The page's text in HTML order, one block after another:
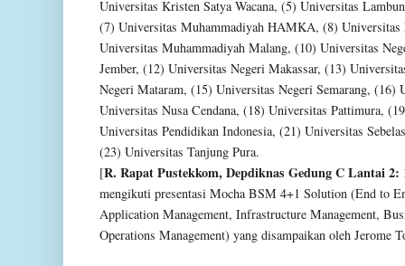
Universitas Kristen Satya Wacana, (5) Universitas
(7) Universitas Muhammadiyah HAMKA, (8) Universitas
Universitas Muhammadiyah Malang, (10) Universitas
Jember, (12) Universitas Negeri Makassar, (13)
Negeri Mataram, (15) Universitas Negeri Semarang, (16)
Universitas Nusa Cendana, (18) Universitas Pattimura,
Universitas Pendidikan Indonesia, (21) Universitas
(23) Universitas Tanjung Pura.
[R. Rapat Pustekkom, Depdiknas Gedung C Lantai 2:
mengikuti presentasi Mocha BSM 4+1 Solution (End to
Application Management, Infrastructure Management,
Operations Management) yang disampaikan oleh Jerome